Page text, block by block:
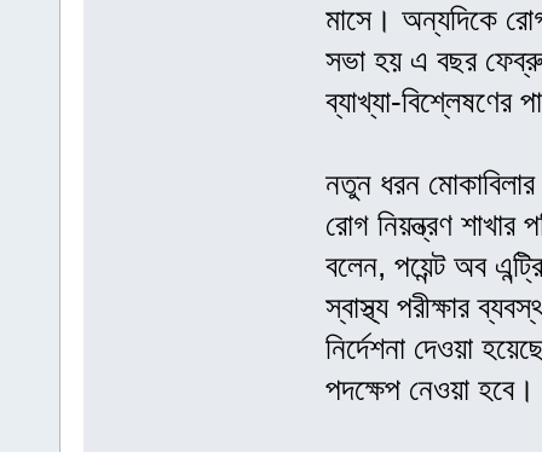
মাসে। অন্যদিকে
সভা হয় এ বছর
ব্যাখ্যা-বিশ্লেষণের
নতুন ধরন
রোগ নিয়ন্ত্রণ
বলেন, পয়েন্ট অব
স্বাস্থ্য পরীক্ষার
নির্দেশনা দেওয়া
পদক্ষেপ নেওয়া হবে।